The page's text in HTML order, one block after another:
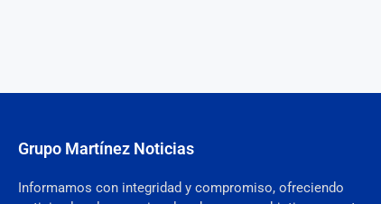
Grupo Martínez Noticias
Informamos con integridad y compromiso, ofreciendo